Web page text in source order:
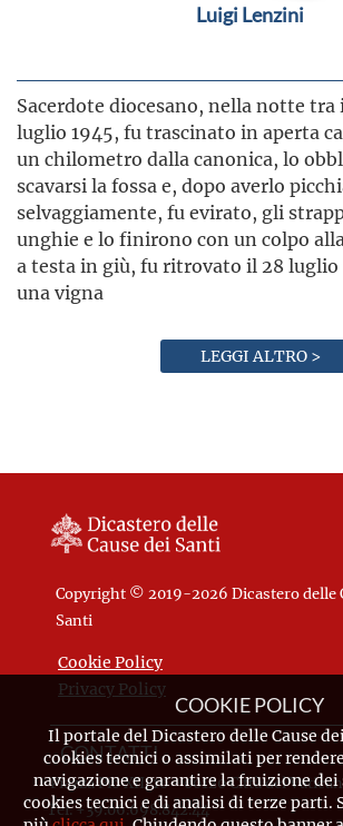
Luigi Lenzini
Sacerdote diocesano, nella notte tra
luglio 1945, fu trascinato in aperta
un chilometro dalla canonica, lo
scavarsi la fossa e, dopo averlo
selvaggiamente, fu evirato, gli
unghie e lo finirono con un colpo
a testa in giù, fu ritrovato il 28 luglio
una vigna
LEGGI ALTRO >
Copyright © 2019-2026 Dicastero delle
Santi
Cookie Policy
Privacy Policy
CONTATTI
Piazza Pio XII, 10 - 00120 Città del
Tel. +39.06.698.842.44
COOKIE POLICY
Il portale del Dicastero delle Cause
cookies tecnici o assimilati per
navigazione e garantire la fruizione dei
cookies tecnici e di analisi di terze parti.